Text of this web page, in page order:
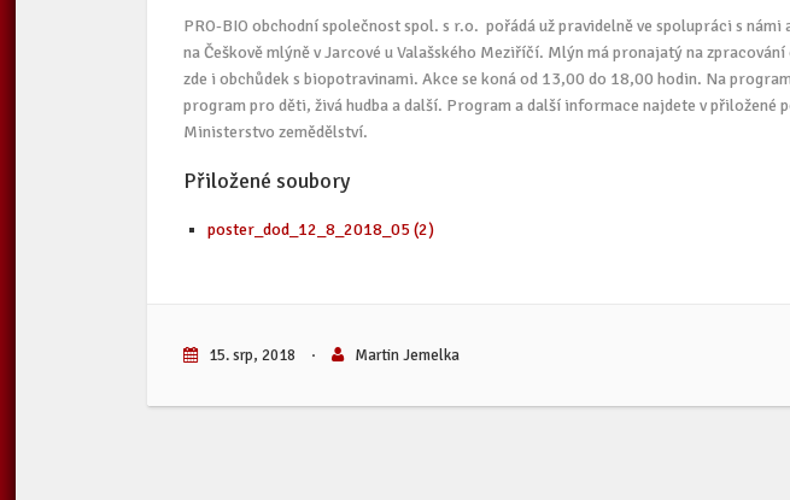
PRO-BIO obchodní společnost spol. s r.o. pořádá už pravidelně ve spolupráci s
na Češkově mlýně v Jarcové u Valašského Meziříčí. Mlýn má pronajatý na
zde i obchůdek s biopotravinami. Akce se koná od 13,00 do 18,00 hodin. Na
program pro děti, živá hudba a další. Program a další informace najdete v přiložené
Ministerstvo zemědělství.
Přiložené soubory
poster_dod_12_8_2018_05 (2)
15. srp, 2018 · Martin Jemelka